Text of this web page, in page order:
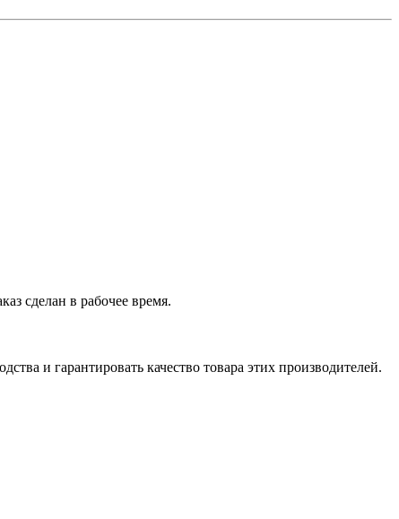
сделан в рабочее время.
и гарантировать качество товара этих производителей.